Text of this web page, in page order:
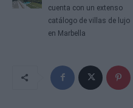
cuenta con un extenso
catálogo de villas de lujo
en Marbella